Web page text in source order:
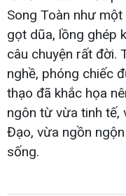
Song Toàn như
gọt dũa, lồng ghép
câu chuyện rất đời.
nghề, phóng chiếc
thạo đã khắc họa
ngôn từ vừa tinh tế,
Đạo, vừa ngồn
sống.